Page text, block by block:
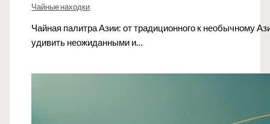
Чайные находки
Чайная палитра Азии: от традиционного к необычному
удивить неожиданными и…